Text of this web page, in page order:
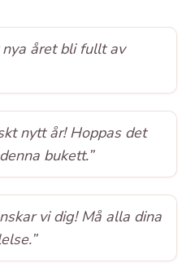
nya året bli fullt av
nytt år! Hoppas det
bukett.”
vi dig! Må alla dina